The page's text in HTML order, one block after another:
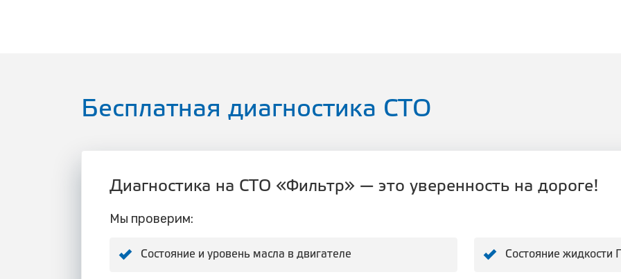
Бесплатная диагностика СТО
Диагностика на СТО «Фильтр» — это уверенность на дороге!
Мы проверим:
Состояние и уровень масла в двигателе Состояние жидкости